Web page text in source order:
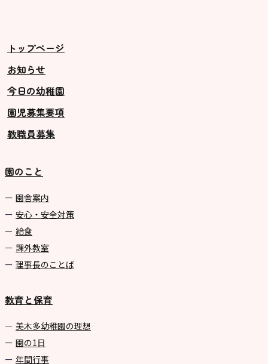
トップページ
お知らせ
今日の幼稚園
園児募集要項
教職員募集
園のこと
園舎案内
安心・安全対策
給食
課外教室
理事長のことば
教育と保育
美⽊多幼稚園の理想
園の1⽇
年間⾏事